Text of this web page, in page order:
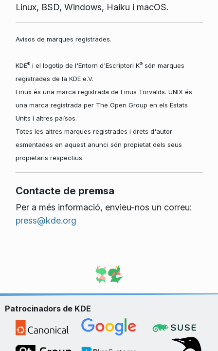
Linux, BSD, Windows, Haiku i macOS.
Avisos de marques registrades.
KDE®i el logotip de l'Entorn d'Escriptori K®són marques
registrades de la KDE e.V.
Linux és una marca registrada de Linus Torvalds. UNIX és
una marca registrada per The Open Group en els Estats
Units i altres països.
Totes les altres marques registrades i drets d'autor
esmentades en aquest anunci són propietat dels seus
propietaris respectius.
Contacte de premsa
Per a més informació, envieu-nos un correu:
press@kde.org
Patrocinadors de KDE